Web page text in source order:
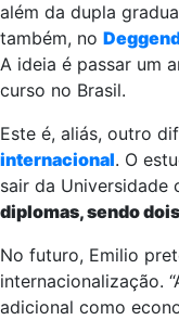
além da dupla
também, no
A ideia é passar um
curso no Brasil.
Este é, aliás, outro
internacional. O
sair da Universidade
diplomas, sendo
No futuro, Emilio
internacionalização.
adicional como